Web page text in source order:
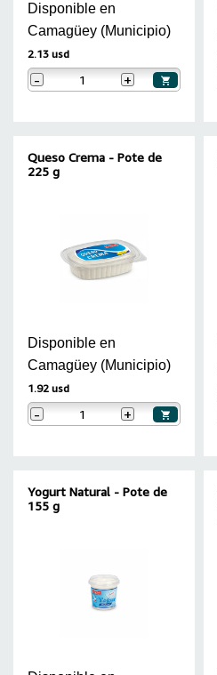
Disponible en
Camagüey (Municipio)
2.13 usd
- +
Queso Crema - Pote de
225 g
Disponible en
Camagüey (Municipio)
1.92 usd
- +
Yogurt Natural - Pote de
155 g